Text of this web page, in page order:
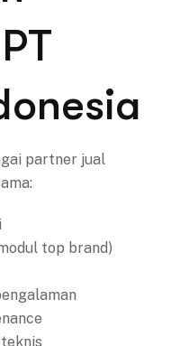
partner jual
top brand)